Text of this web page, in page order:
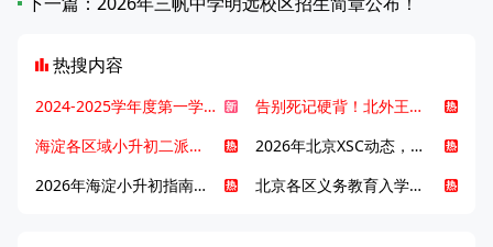
热搜内容
2024-2025学年度第一学期北京各区期末考试真题试卷汇总
告别死记硬背！北外王牌精读词汇课，帮孩子突破英语词汇难关
海淀各区域小升初二派全攻略合集！区域一至五志愿填报、升学策略详解
2026年北京XSC动态，持续更新中ing...
2026年海淀小升初指南，一文了解招生政策要点
北京各区义务教育入学咨询电话汇总，25年小升初家长提前收藏